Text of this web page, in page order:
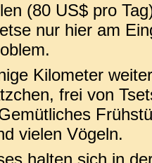
(80 US$ pro
nur hier am
Kilometer
frei von
vielen Vögeln.
halten sich in